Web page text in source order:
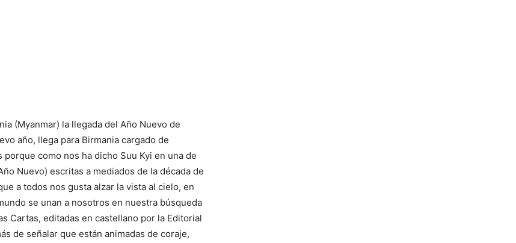
(Myanmar) la llegada del Año Nuevo de
año, llega para Birmania cargado de
como nos ha dicho Suu Kyi en una de
Nuevo) escritas a mediados de la década de
a todos nos gusta alzar la vista al cielo, en
se unan a nosotros en nuestra búsqueda
Cartas, editadas en castellano por la Editorial
de señalar que están animadas de coraje,